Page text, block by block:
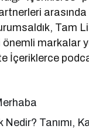
Tam
markalar
İçeriklerce
Nedir? Tanımı,